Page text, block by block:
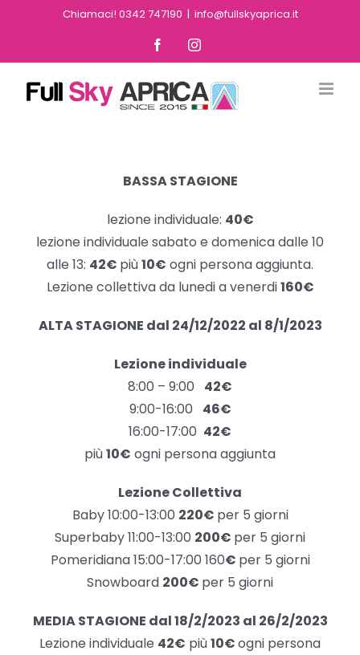
Chiamaci! 0342 747190 | info@fullskyaprica.it
FacebookInstagram
BASSA STAGIONE
lezione individuale: 40€
lezione individuale sabato e domenica dalle 10
alle 13: 42€ più10€ ogni persona aggiunta.
Lezione collettiva da lunedi a venerdi160€
ALTA STAGIONE dal 24/12/2022 al 8/1/2023
Lezione individuale
8:00 – 9:00 42€
9:00-16:00 46€
16:00-17:00 42€
più10€ ogni persona aggiunta
Lezione Collettiva
Baby 10:00-13:00 220€ per 5 giorni
Superbaby 11:00-13:00 200€ per 5 giorni
Pomeridiana 15:00-17:00 160€ per 5 giorni
Snowboard 200€ per 5 giorni
MEDIA STAGIONE dal 18/2/2023 al 26/2/2023
Lezione individuale 42€ più10€ogni persona